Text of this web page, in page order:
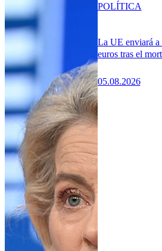
La UE enviará
euros tras el
05.08.2026
POLÍTICA